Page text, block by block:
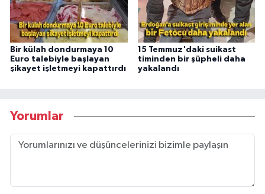
Bir külah dondurmaya 10
Euro talebiyle başlayan
şikayet işletmeyi kapattırdı
15 Temmuz'daki suikast
timinden bir şüpheli daha
yakalandı
Yorumlar